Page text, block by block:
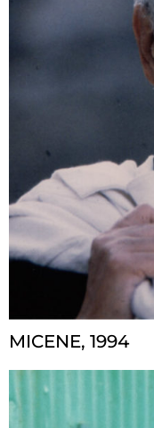
MICENE, 1994